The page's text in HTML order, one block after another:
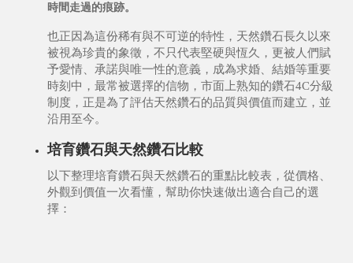
時間走過的痕跡。
也正因為這份稀有與不可逆的特性 ，天然鑽石長久以來
被視為珍貴的象徵，不只代表堅硬與恆久，更被人們賦
予愛情、承諾與唯一性的意義，成為求婚、結婚等重要
時刻中，最常被選擇的信物，市面上熟知的鑽石4C分級
制度，正是為了評估天然鑽石的品質與價值而建立，並
沿用至今。
培育鑽石與天然鑽石比較
以下整理培育鑽石與天然鑽石的重點比較表 ，從價格、
外觀到價值一次看懂，幫助你快速做出適合自己的選
擇：